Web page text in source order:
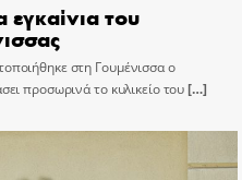
του
στη Γουμένισσα ο
προσωρινά το κυλικείο του[…]